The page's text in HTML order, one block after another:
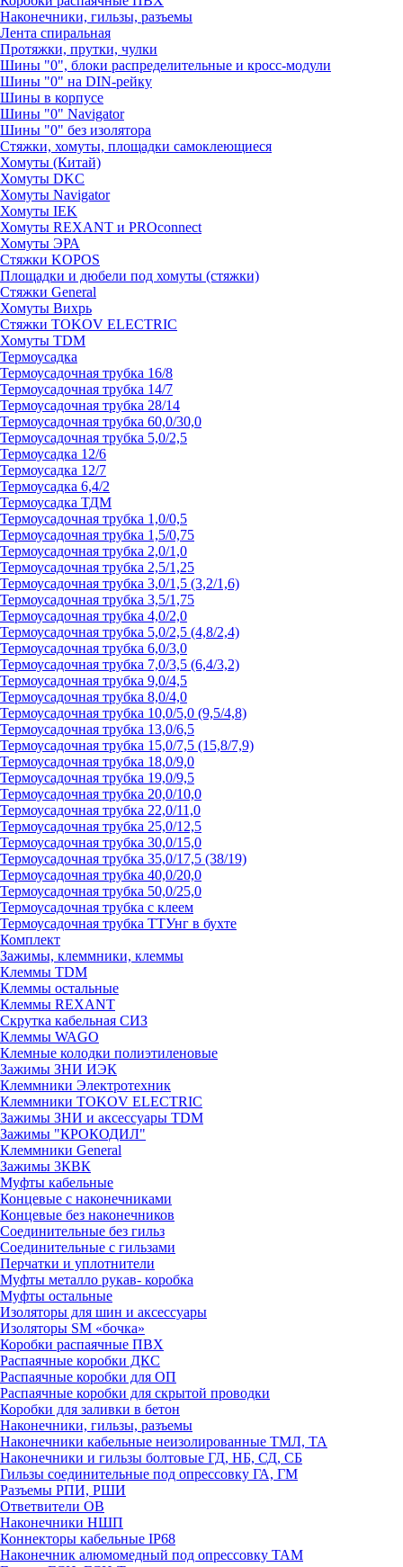
Наконечники, гильзы, разъемы
Лента спиральная
Протяжки, прутки, чулки
Шины "0", блоки распределительные и кросс-модули
Шины "0" на DIN-рейку
Шины в корпусе
Шины "0" Navigator
Шины "0" без изолятора
Стяжки, хомуты, площадки самоклеющиеся
Хомуты (Китай)
Хомуты DKC
Хомуты Navigator
Хомуты IEK
Хомуты REXANT и PROconnect
Хомуты ЭРА
Стяжки KOPOS
Площадки и дюбели под хомуты (стяжки)
Стяжки General
Хомуты Вихрь
Стяжки TOKOV ELECTRIC
Хомуты TDM
Термоусадка
Термоусадочная трубка 16/8
Термоусадочная трубка 14/7
Термоусадочная трубка 28/14
Термоусадочная трубка 60,0/30,0
Термоусадочная трубка 5,0/2,5
Термоусадка 12/6
Термоусадка 12/7
Термоусадка 6,4/2
Термоусадка ТДМ
Термоусадочная трубка 1,0/0,5
Термоусадочная трубка 1,5/0,75
Термоусадочная трубка 2,0/1,0
Термоусадочная трубка 2,5/1,25
Термоусадочная трубка 3,0/1,5 (3,2/1,6)
Термоусадочная трубка 3,5/1,75
Термоусадочная трубка 4,0/2,0
Термоусадочная трубка 5,0/2,5 (4,8/2,4)
Термоусадочная трубка 6,0/3,0
Термоусадочная трубка 7,0/3,5 (6,4/3,2)
Термоусадочная трубка 9,0/4,5
Термоусадочная трубка 8,0/4,0
Термоусадочная трубка 10,0/5,0 (9,5/4,8)
Термоусадочная трубка 13,0/6,5
Термоусадочная трубка 15,0/7,5 (15,8/7,9)
Термоусадочная трубка 18,0/9,0
Термоусадочная трубка 19,0/9,5
Термоусадочная трубка 20,0/10,0
Термоусадочная трубка 22,0/11,0
Термоусадочная трубка 25,0/12,5
Термоусадочная трубка 30,0/15,0
Термоусадочная трубка 35,0/17,5 (38/19)
Термоусадочная трубка 40,0/20,0
Термоусадочная трубка 50,0/25,0
Термоусадочная трубка с клеем
Термоусадочная трубка ТТУнг в бухте
Комплект
Зажимы, клеммники, клеммы
Клеммы TDM
Клеммы остальные
Клеммы REXANT
Скрутка кабельная СИЗ
Клеммы WAGO
Клемные колодки полиэтиленовые
Зажимы ЗНИ ИЭК
Клеммники Электротехник
Клеммники TOKOV ELECTRIC
Зажимы ЗНИ и аксессуары TDM
Зажимы "КРОКОДИЛ"
Клеммники General
Зажимы 3КВК
Муфты кабельные
Концевые с наконечниками
Концевые без наконечников
Соединительные без гильз
Соединительные с гильзами
Перчатки и уплотнители
Муфты металло рукав- коробка
Муфты остальные
Изоляторы для шин и аксессуары
Изоляторы SM «бочка»
Коробки распаячные ПВХ
Распаячные коробки ДКС
Распаячные коробки для ОП
Распаячные коробки для скрытой проводки
Коробки для заливки в бетон
Наконечники, гильзы, разъемы
Наконечники кабельные неизолированные ТМЛ, ТА
Наконечники и гильзы болтовые ГД, НБ, СД, СБ
Гильзы соединительные под опрессовку ГА, ГМ
Разъемы РПИ, РШИ
Ответвители ОВ
Наконечники НШП
Коннекторы кабельные IP68
Наконечник алюмомедный под опрессовку ТАМ